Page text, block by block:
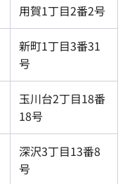
用賀1丁目2番2号
新町1丁目3番31
号
玉川台2丁目18番
18号
深沢3丁目13番8
号